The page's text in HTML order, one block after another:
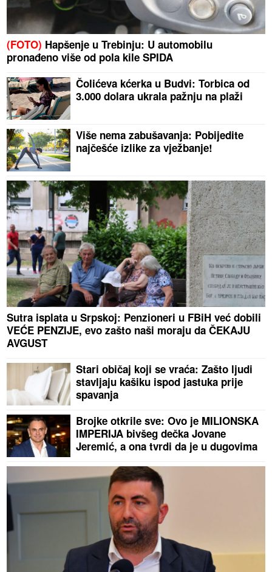
(FOTO) Hapšenje u Trebinju: U automobilu
pronađeno više od pola kile SPIDA
Čolićeva kćerka u Budvi: Torbica od
3.000 dolara ukrala pažnju na plaži
Više nema zabušavanja: Pobijedite
najčešće izlike za vježbanje!
Sutra isplata u Srpskoj: Penzioneri u FBiH već dobili
VEĆE PENZIJE, evo zašto naši moraju da ČEKAJU
AVGUST
Stari običaj koji se vraća: Zašto ljudi
stavljaju kašiku ispod jastuka prije
spavanja
Brojke otkrile sve: Ovo je MILIONSKA
IMPERIJA bivšeg dečka Jovane
Jeremić, a ona tvrdi da je u dugovima